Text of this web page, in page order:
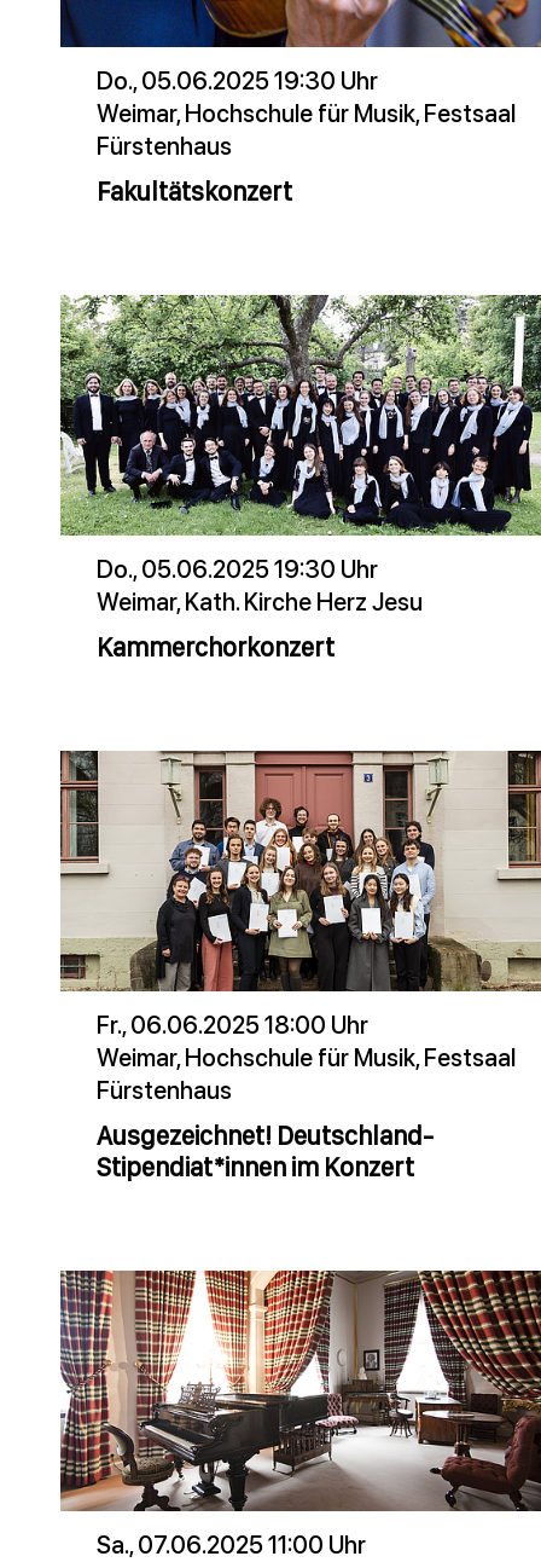
Do., 05.06.2025 19:30 Uhr
Weimar, Hochschule für Musik, Festsaal
Fürstenhaus
Fakultätskonzert
Do., 05.06.2025 19:30 Uhr
Weimar, Kath. Kirche Herz Jesu
Kammerchorkonzert
Fr., 06.06.2025 18:00 Uhr
Weimar, Hochschule für Musik, Festsaal
Fürstenhaus
Ausgezeichnet! Deutschland-
Stipendiat*innen im Konzert
Sa., 07.06.2025 11:00 Uhr